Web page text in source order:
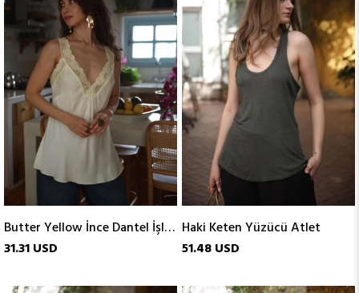
Butter Yellow İnce Dantel İşlemeli Atlet
31.31 USD
ÜRÜN
Haki Keten Yüzücü Atlet
51.48 USD